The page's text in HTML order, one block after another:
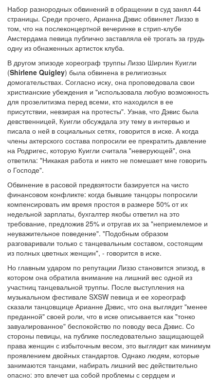
Набор разнородных обвинений в обращении в суд занял 44
страницы. Среди прочего, Арианна Дэвис обвиняет Лиззо в
том, что на послеконцертной вечеринке в стрип-клубе
Амстердама певица публично заставляла её трогать за грудь
одну из обнаженных артисток клуба.
В другом эпизоде хореограф труппы Лиззо Ширлин Куигли
(Shirlene Quigley) была обвинена в религиозных
домогательствах. Согласно иску, она проповедовала свои
христианские убеждения и "использовала любую возможность
для прозелитизма перед всеми, кто находился в ее
присутствии, невзирая на протесты". Узнав, что Дэвис была
девственницей, Куигли обсуждала эту тему в интервью и
писала о ней в социальных сетях, говорится в иске. А когда
члены актерского состава попросили ее прекратить давление
на Родригес, которую Куигли считала "неверующей", она
ответила: "Никакая работа и никто не помешает мне говорить
о Господе".
Обвинение в расовой предвзятости базируется на чисто
финансовом конфликте: когда бывшие танцоры попросили
компенсировать им время простоя в размере 50% от их
недельной зарплаты, бухгалтер якобы ответил на это
требование, предложив 25% и отругав их за "неприемлемое и
неуважительное поведение". "Подобным образом
разговаривали только с танцевальным составом, состоящим
из полных цветных женщин", - говорится в иске.
Но главным ударом по репутации Лиззо становится эпизод, в
котором она обратила внимание на лишний вес одной из
участниц танцевальной труппы. После выступления на
музыкальном фестивале SXSW певица и ее хореограф
сказали танцовщице Арианне Дэвис, что она выглядит "менее
преданной" своей роли, что в иске описывается как "тонко
завуалированное" беспокойство по поводу веса Дэвис. Со
стороны певицы, на публике последовательно защищающей
права женщин с избыточным весом, это выглядит как минимум
проявлением двойных стандартов. Однако людям, которые
занимаются танцами, набирать лишний вес действительно
опасно: это влечет ша собой проблемы с сердцем и